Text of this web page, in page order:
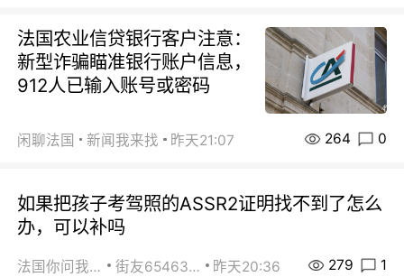
法国农业信贷银行客户注意：
新型诈骗瞄准银行账户信息，
912人已输入账号或密码
闲聊法国 新闻我来找 昨天21:07 264 0
如果把孩子考驾照的ASSR2证明找不到了怎么
办，可以补吗
法国你问我答 街友65463281 昨天20:36 279 1